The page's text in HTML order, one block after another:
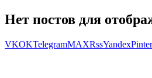
Нет постов для
VKOKTelegramMAXRssYandex